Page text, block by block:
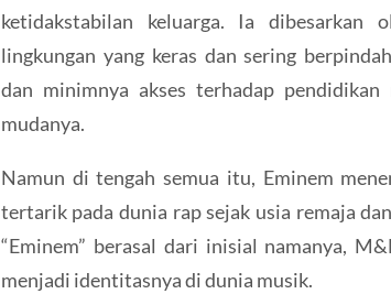
ketidakstabilan keluarga. Ia dibesarkan
lingkungan yang keras dan sering
dan minimnya akses terhadap
mudanya.
Namun di tengah semua itu, Eminem
tertarik pada dunia rap sejak usia remaja
“Eminem” berasal dari inisial namanya,
menjadi identitasnya di dunia musik.